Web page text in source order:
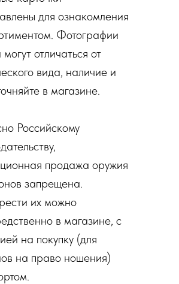
для ознакомления
Фотографии
отличаться от
вида, наличие и
в магазине.
Российскому
продажа оружия
запрещена.
их можно
в магазине, с
на покупку (для
на право ношения)